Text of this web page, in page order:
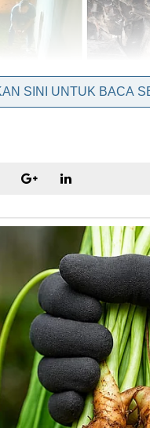
politik terkenal, Badrul
raya awal pagi ini ketika
luar bandar Rembau.
Ketua Polis
ketika Chegubard
SINI UNTUK BACA